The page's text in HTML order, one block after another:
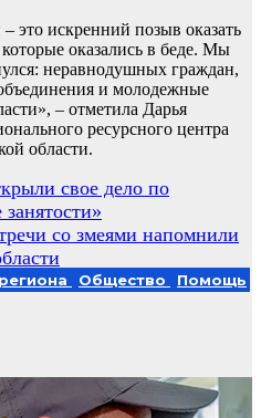
это искренний позыв оказать
оказались в беде. Мы
неравнодушных граждан,
и молодежные
– отметила Дарья
ресурсного центра
области.
свое дело по
со змеями напомнили
Общество Помощь